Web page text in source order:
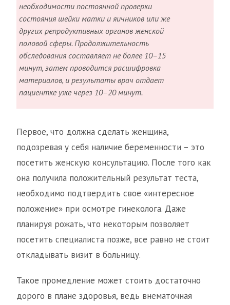
необходимости постоянной проверки
состояния шейки матки и яичников или же
других репродуктивных органов женской
половой сферы. Продолжительность
обследования составляет не более 10–15
минут, затем проводится расшифровка
материалов, и результаты врач отдает
пациентке уже через 10–20 минут.
Первое, что должна сделать женщина,
подозревая у себя наличие беременности – это
посетить женскую консультацию. После того как
она получила положительный результат теста,
необходимо подтвердить свое «интересное
положение» при осмотре гинеколога. Даже
планируя рожать, что некоторым позволяет
посетить специалиста позже, все равно не стоит
откладывать визит в больницу.
Такое промедление может стоить достаточно
дорого в плане здоровья, ведь внематочная